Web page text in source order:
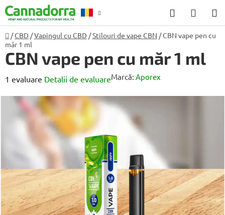
Treci
la
conținut
CăutareCOŞ
DE
Consiliere
Acasă
/CBD /Vapingul cu CBD /Stilouri de vape CBN /CBN vape pen cu
măr 1 ml
CBN vape pen cu măr 1 ml
Evaluarea
produsului
5
stele.
1 evaluare Detalii de evaluareMarcă: Aporex